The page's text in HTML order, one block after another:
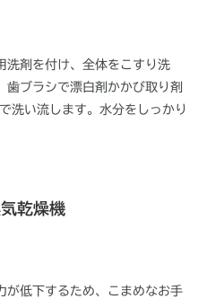
洗剤を付け、全体をこすり洗
歯ブラシで漂白剤かかび取り剤
洗い流します。水分をしっかり
乾燥機
が低下するため、こまめなお手